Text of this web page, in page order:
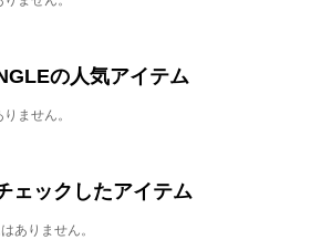
の人気アイテム
ません。
ェックしたアイテム
ありません。